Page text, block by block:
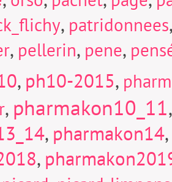
, patridonnees
, pellerin, pene,
, ph10-2015,
, pharmakon10_11
, pharmakon14,
,